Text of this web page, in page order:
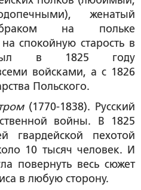
женатый
браком на польке
спокойную старость в
в 1825 году
войсками, а с 1826
Польского.
(1770-1838). Русский
войны. В 1825
гвардейской пехотой
10 тысяч человек. И
повернуть весь сюжет
в любую сторону.